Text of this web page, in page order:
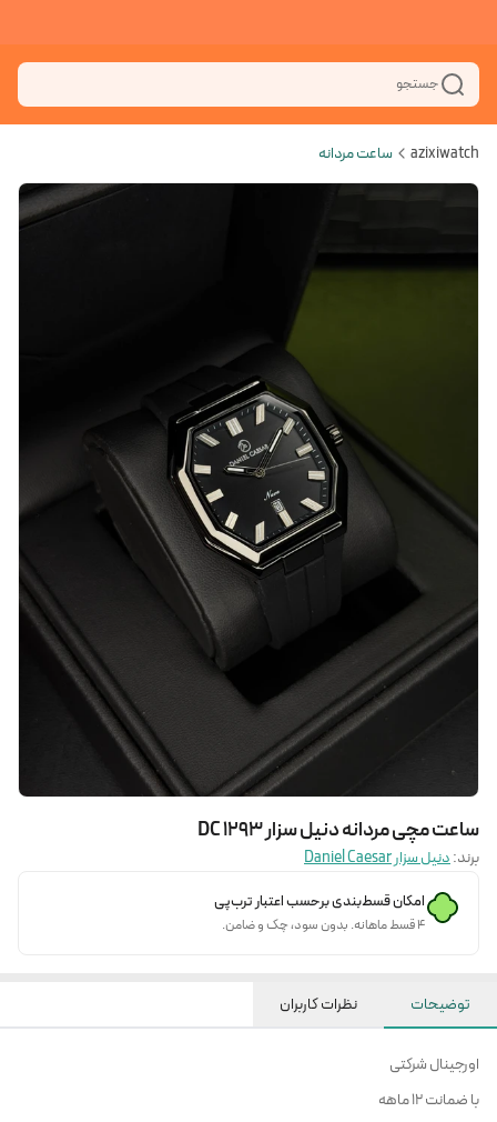
جستجو
azixiwatch ساعت مردانه
ساعت مچی مردانه دنیل سزار DC 1293
برند:دنیل سزار Daniel Caesar
امکان قسط‌بندی برحسب اعتبار ترب‌پی
۴ قسط ماهانه. بدون سود، چک و ضامن.
توضیحات نظرات کاربران
اورجینال شرکتی
با ضمانت 12 ماهه